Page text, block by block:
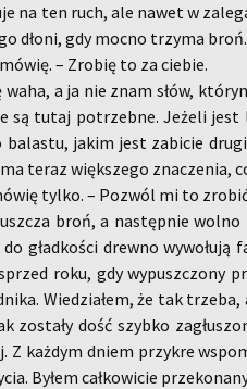
na ten ruch, ale nawet w
dłoni, gdy mocno trzy­ma broń.
– Zro­bię to za cie­bie.
waha, a ja nie znam słów,
są tutaj po­trzeb­ne. Je­że­li jest
ba­la­stu, jakim jest za­bi­cie
teraz więk­sze­go zna­cze­nia,
tylko. – Po­zwól mi to
broń, a na­stęp­nie
gład­ko­ści drew­no wy­wo­łu­ją
roku, gdy wy­pusz­czo­ny
Wie­dzia­łem, że tak
zo­sta­ły dość szyb­ko
Z każ­dym dniem przy­kre
Byłem cał­ko­wi­cie